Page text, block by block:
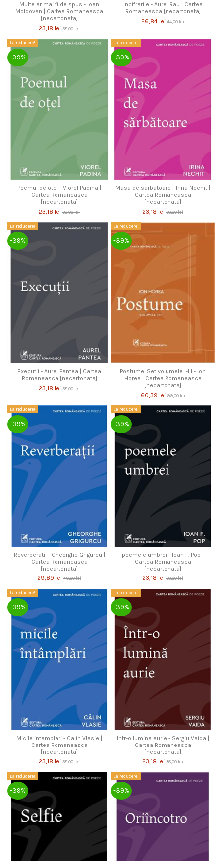
Multe ar mai fi de spus - Ioan
Moldovan | Cartea Romaneasca
[necartonata]
23,18 lei 38,00 lei
Incifrarile - Aurel Rau | Cartea
Romaneasca [necartonata]
26,84 lei 44,00 lei
La reducere!
-39%
Poemul de otel - Viorel Padina |
Cartea Romaneasca
[necartonata]
23,18 lei 38,00 lei
La reducere!
-39%
Masa de sarbatoare - Irina Nechit |
Cartea Romaneasca
[necartonata]
23,18 lei 38,00 lei
La reducere!
-39%
Executii - Aurel Pantea | Cartea
Romaneasca [necartonata]
23,18 lei 38,00 lei
La reducere!
-39%
Postume. Set volumele I-III - Ion
Horea | Cartea Romaneasca
[necartonata]
60,39 lei99,00 lei
La reducere!
-39%
Reverberatii - Gheorghe Grigurcu |
Cartea Romaneasca
[necartonata]
29,89 lei 49,00 lei
La reducere!
-39%
poemele umbrei - Ioan F. Pop |
Cartea Romaneasca
[necartonata]
23,18 lei 38,00 lei
La reducere!
-39%
Micile intamplari - Calin Vlasie |
Cartea Romaneasca
[necartonata]
23,18 lei 38,00 lei
La reducere!
-39%
Intr-o lumina aurie - Sergiu Vaida |
Cartea Romaneasca
[necartonata]
23,18 lei 38,00 lei
La reducere!
-39%
La reducere!
-39%